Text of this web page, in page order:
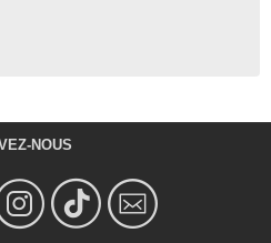
NOUS